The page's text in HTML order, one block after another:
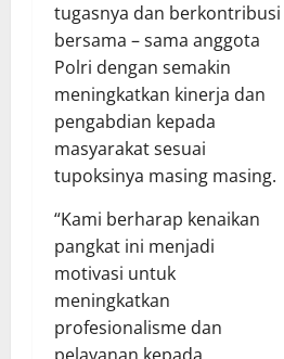
tugasnya dan berkontribusi
bersama – sama anggota
Polri dengan semakin
meningkatkan kinerja dan
pengabdian kepada
masyarakat sesuai
tupoksinya masing masing.
“Kami berharap kenaikan
pangkat ini menjadi
motivasi untuk
meningkatkan
profesionalisme dan